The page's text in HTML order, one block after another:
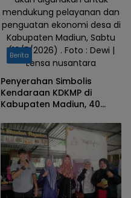
mendukung pelayanan dan
penguatan ekonomi desa di
Kabupaten Madiun, Sabtu
(16/5/2026) . Foto : Dewi |
Lensa nusantara
Berita
Penyerahan Simbolis
Kendaraan KDKMP di
Kabupaten Madiun, 40
100 Persen